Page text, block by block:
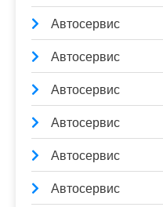
Автосервис
Автосервис
Автосервис
Автосервис
Автосервис
Автосервис